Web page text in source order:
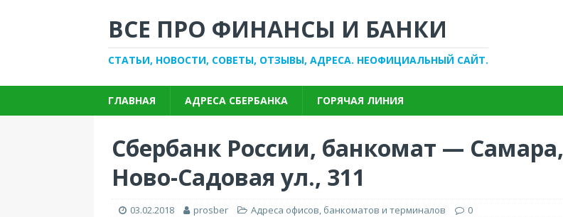
ВСЕ ПРО ФИНАНСЫ И БАНКИ
СТАТЬИ, НОВОСТИ, СОВЕТЫ, ОТЗЫВЫ, АДРЕСА. НЕОФИЦИАЛЬНЫЙ САЙТ.
ГЛАВНАЯ АДРЕСА СБЕРБАНКА ГОРЯЧАЯ ЛИНИЯ
Сбербанк России, банкомат — Самара,
Ново-Садовая ул., 311
03.02.2018 prosber Адреса офисов, банкоматов и терминалов 0